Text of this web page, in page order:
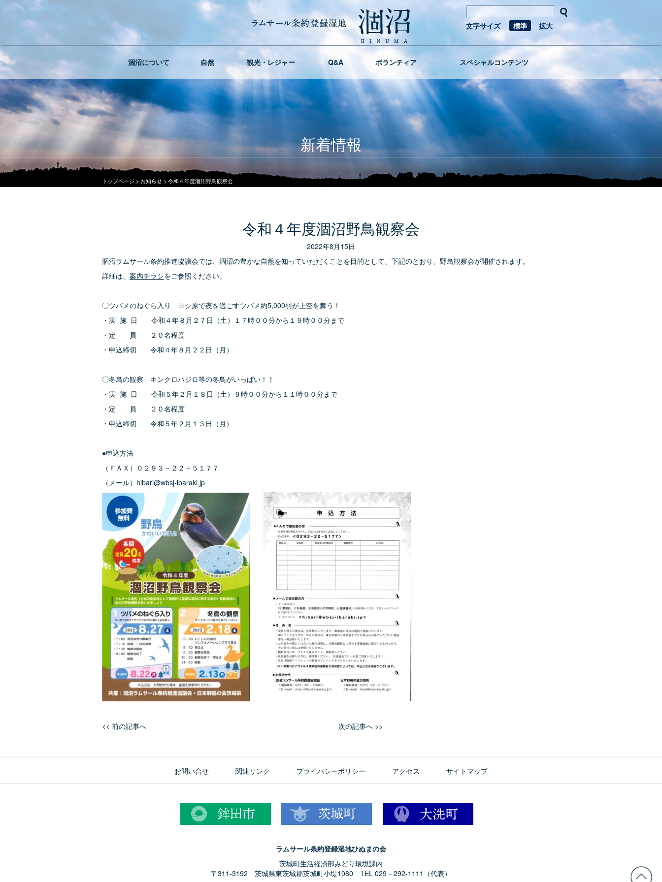
文字サイズ 標準 拡大
涸沼について 自然 観光・レジャー Q&A ボランティア スペシャルコンテンツ
新着情報
トップページ > お知らせ > 令和４年度涸沼野鳥観察会
令和４年度涸沼野鳥観察会
2022年8月15日
涸沼ラムサール条約推進協議会では、涸沼の豊かな自然を知っていただくことを目的として、下記のとおり、野鳥観察会が開催されます。
詳細は、 案内チラシをご参照ください。
〇ツバメのねぐら入り ヨシ原で夜を過ごすツバメ約5,000羽が上空を舞う！
・実 施 日 令和４年８月２７日（土）１７時００分から１９時００分まで
・定 員 ２０名程度
・申込締切 令和４年８月２２日（月）
〇冬鳥の観察 キンクロハジロ等の冬鳥がいっぱい！！
・実 施 日 令和５年２月１８日（土）９時００分から１１時００分まで
・定 員 ２０名程度
・申込締切 令和５年２月１３日（月）
●申込方法
（ＦＡＸ）０２９３－２２－５１７７
（メール）hibari@wbsj-ibaraki.jp
<< 前の記事へ 次の記事へ >>
お問い合せ 関連リンク プライバシーポリシー アクセス サイトマップ
ラムサール条約登録湿地ひぬまの会
茨城町生活経済部みどり環境課内
〒311-3192 茨城県東茨城郡茨城町小堤1080 TEL 029－292-1111（代表）